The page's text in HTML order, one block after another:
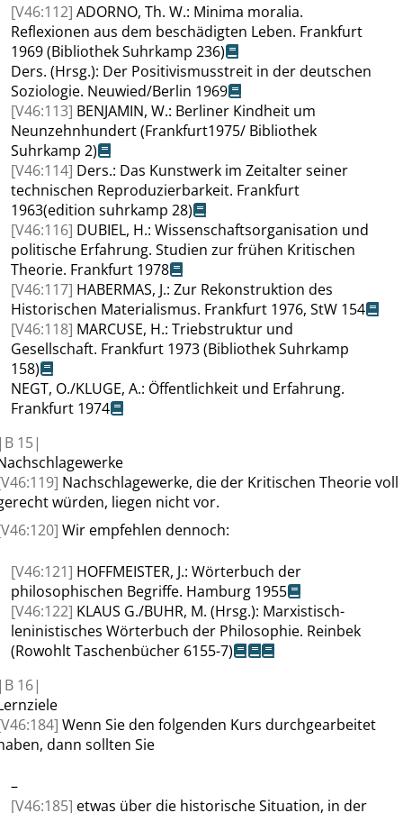
[V46:112] ADORNO, Th. W.: Minima moralia.
Reflexionen aus dem beschädigten Leben. Frankfurt
1969 (Bibliothek Suhrkamp 236)
Ders. (Hrsg.): Der Positivismusstreit in der deutschen
Soziologie. Neuwied/Berlin 1969
[V46:113] BENJAMIN, W.: Berliner Kindheit um
Neunzehnhundert(Frankfurt1975/ Bibliothek
Suhrkamp 2)
[V46:114] Ders.: Das Kunstwerk im Zeitalter seiner
technischen Reproduzierbarkeit. Frankfurt
1963(edition suhrkamp 28)
[V46:116] DUBIEL, H.: Wissenschaftsorganisation und
politische Erfahrung. Studien zur frühen Kritischen
Theorie. Frankfurt 1978
[V46:117] HABERMAS, J.: Zur Rekonstruktion des
Historischen Materialismus. Frankfurt 1976, StW 154
[V46:118] MARCUSE, H.: Triebstruktur und
Gesellschaft. Frankfurt 1973 (Bibliothek Suhrkamp
158)
NEGT, O./KLUGE, A.: Öffentlichkeit und Erfahrung.
Frankfurt 1974
B15|
Nachschlagewerke, die der Kritischen Theorie voll
würden, liegen nicht vor.
Wir empfehlen dennoch:
[V46:121] HOFFMEISTER, J.: Wörterbuch der
philosophischen Begriffe. Hamburg 1955
[V46:122] KLAUS G./BUHR, M. (Hrsg.): Marxistisch-
leninistisches Wörterbuch der Philosophie. Reinbek
(Rowohlt Taschenbücher 6155-7)
B16|
Wenn Sie den folgenden Kurs durchgearbeitet
dann sollten Sie
–
[V46:185] etwas über die historische Situation, in der